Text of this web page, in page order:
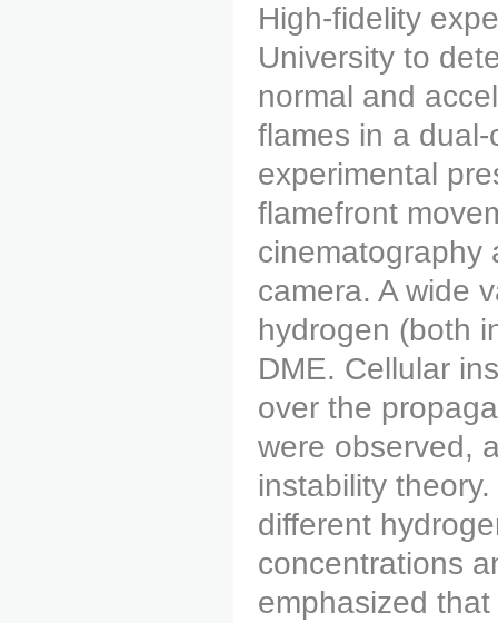
High-fidelity
University to
normal and
flames in a
experimental
flamefront
cinematography
camera. A wide
hydrogen (both
DME. Cellular
over the
were observed,
instability
different
concentrations
emphasized